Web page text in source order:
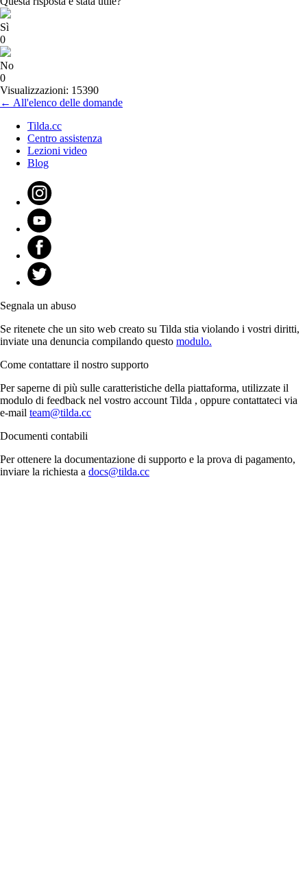
Sì
0
No
0
Visualizzazioni: 15390
← All'elenco delle domande
Tilda.cc
Centro assistenza
Lezioni video
Blog
Segnala un abuso
Se ritenete che un sito web creato su Tilda stia violando i vostri diritti,
inviate una denuncia compilando questo modulo.
Come contattare il nostro supporto
Per saperne di più sulle caratteristiche della piattaforma, utilizzate il
modulo di feedback nel vostro account Tilda , oppure contattateci via
e-mail team@tilda.cc
Documenti contabili
Per ottenere la documentazione di supporto e la prova di pagamento,
inviare la richiesta a docs@tilda.cc